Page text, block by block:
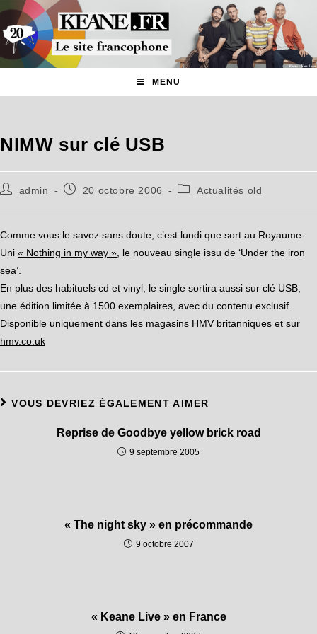
MENU
NIMW sur clé USB
admin 20 octobre 2006 Actualités old
Comme vous le savez sans doute, c’est lundi que sort au Royaume-
Uni « Nothing in my way », le nouveau single issu de ‘Under the iron
sea’.
En plus des habituels cd et vinyl, le single sortira aussi sur clé USB,
une édition limitée à 1500 exemplaires, avec du contenu exclusif.
Disponible uniquement dans les magasins HMV britanniques et sur
hmv.co.uk
VOUS DEVRIEZ ÉGALEMENT AIMER
Reprise de Goodbye yellow brick road
9 septembre 2005
« The night sky » en précommande
9 octobre 2007
« Keane Live » en France